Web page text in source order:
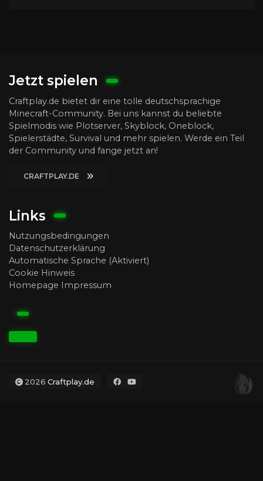
Jetzt spielen
Craftplay.de bietet dir eine tolle deutschsprachige
Minecraft-Community. Bei uns kannst du beliebte
Spielmodis wie Plotserver, Skyblock, Oneblock,
Spielerstädte, Survival und mehr spielen. Werde ein Teil
der Community und fange jetzt an!
CRAFTPLAY.DE
Links
Nutzungsbedingungen
Datenschutzerklärung
Automatische Sprache (Aktiviert)
Cookie Hinweis
Homepage Impressum
2026 Craftplay.de